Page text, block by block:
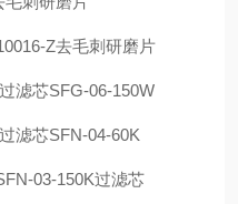
Z去毛刺研磨片
滤芯SFG-06-150W
滤芯SFN-04-60K
03-150K过滤芯